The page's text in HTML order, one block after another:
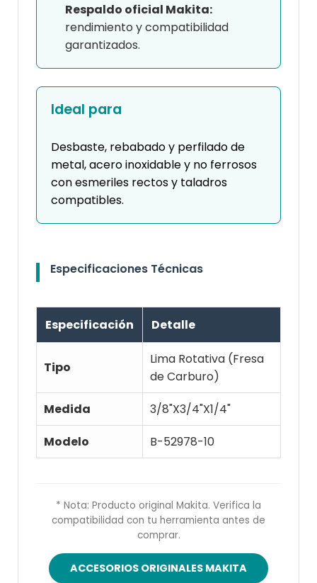
Respaldo oficial Makita:
rendimiento y compatibilidad
garantizados.
Ideal para
Desbaste, rebabado y perfilado de
metal, acero inoxidable y no ferrosos
con esmeriles rectos y taladros
compatibles.
Especificaciones Técnicas
Especificación Detalle
Tipo
Lima Rotativa (Fresa
de Carburo)
Medida
3/8"X3/4"X1/4"
Modelo
B-52978-10
* Nota: Producto original Makita. Verifica la
compatibilidad con tu herramienta antes de
comprar.
ACCESORIOS ORIGINALES MAKITA